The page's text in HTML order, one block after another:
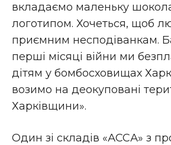
вкладаємо маленьку
логотипом. Хочеться, щоб
приємним несподіванкам.
перші місяці війни ми
дітям у бомбосховищах
возимо на деокуповані
Харківщини».
Один зі складів «АССА» з